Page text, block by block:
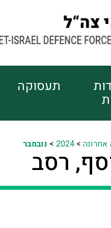
תעסוקה
>
2024
> נובמבר
רסב